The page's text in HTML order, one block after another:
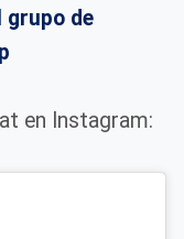
grupo de
en Instagram: